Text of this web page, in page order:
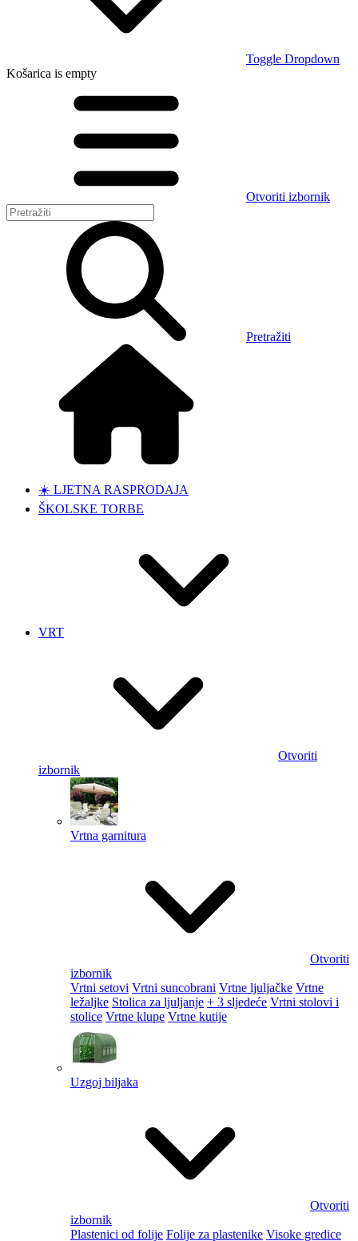
Toggle Dropdown
Košarica is empty
Otvoriti izbornik
Pretražiti
☀️ LJETNA RASPRODAJA
ŠKOLSKE TORBE
VRT
Otvoriti
izbornik
Vrtna garnitura
Otvoriti
izbornik
Vrtni setovi Vrtni suncobrani Vrtne ljuljačke Vrtne
ležaljke Stolica za ljuljanje + 3 sljedeće Vrtni stolovi i
stolice Vrtne klupe Vrtne kutije
Uzgoj biljaka
Otvoriti
izbornik
Plastenici od folije Folije za plastenike Visoke gredice